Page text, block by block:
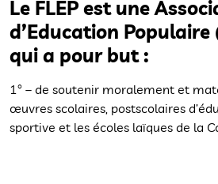
Le FLEP est une
d’Education Populaire
qui a pour but :
1° – de soutenir moralement et
œuvres scolaires, postscolaires
sportive et les écoles laïques de la